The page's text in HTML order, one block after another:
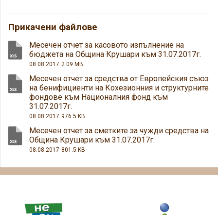
Прикачени файлове
Месечен отчет за касовото изпълнение на
бюджета на Община Крушари към 31.07.2017г.
08.08.2017 2.09 MB
Месечен отчет за средства от Европейския съюз
на бенифициенти на Кохезионния и структурните
фондове към Националния фонд към
31.07.2017г.
08.08.2017 976.5 KB
Месечен отчет за сметките за чужди средства на
Община Крушари към 31.07.2017г.
08.08.2017 801.5 KB